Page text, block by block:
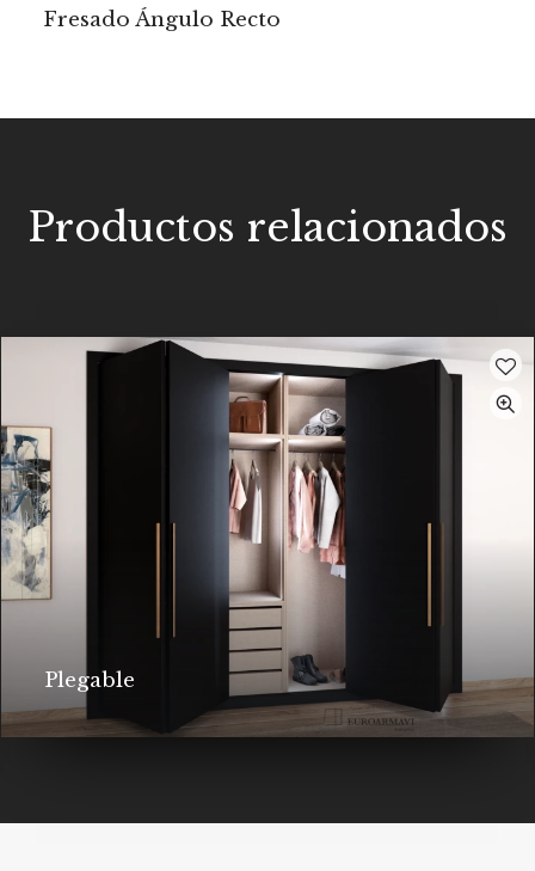
Fresado E
Productos relacionados
Benet